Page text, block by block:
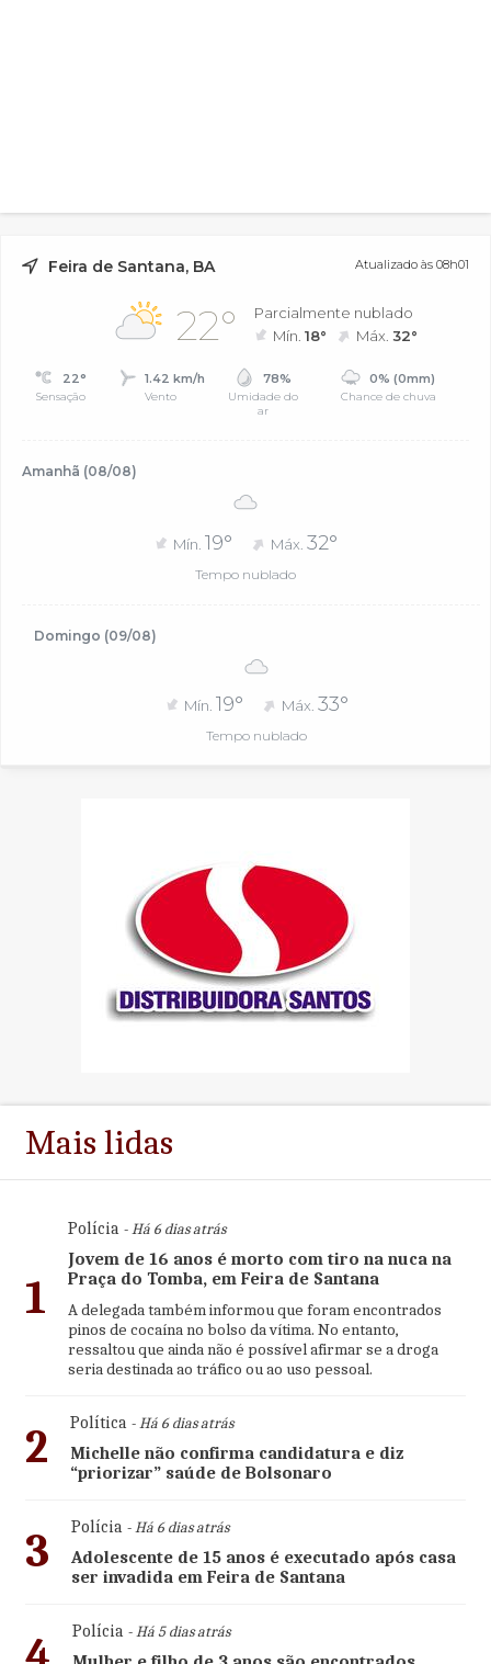
Feira de Santana, BA Atualizado às 08h01
22°
Parcialmente nublado
Mín.18° Máx.32°
22°
Sensação
1.42 km/h
Vento
78%
Umidade do
ar
0% (0mm)
Chance de chuva
Amanhã (08/08)
Mín. 19° Máx. 32°
Tempo nublado
Domingo (09/08)
Mín. 19° Máx. 33°
Tempo nublado
Mais lidas
1
Polícia- Há 6 dias atrás
Jovem de 16 anos é morto com tiro na nuca na
Praça do Tomba, em Feira de Santana
A delegada também informou que foram encontrados
pinos de cocaína no bolso da vítima. No entanto,
ressaltou que ainda não é possível afirmar se a droga
seria destinada ao tráfico ou ao uso pessoal.
2 Política- Há 6 dias atrás
Michelle não confirma candidatura e diz
“priorizar” saúde de Bolsonaro
3 Polícia- Há 6 dias atrás
Adolescente de 15 anos é executado após casa
ser invadida em Feira de Santana
Polícia- Há 5 dias atrás